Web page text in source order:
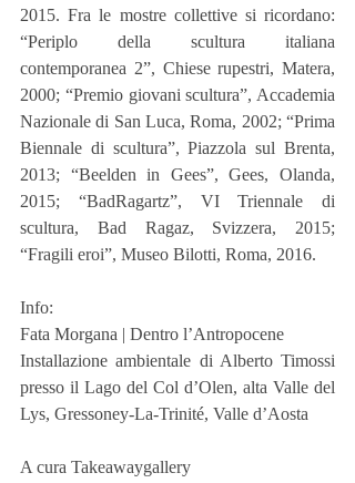
2015. Fra le mostre collettive si ricordano:
“Periplo della scultura italiana
contemporanea 2”, Chiese rupestri, Matera,
2000; “Premio giovani scultura”, Accademia
Nazionale di San Luca, Roma, 2002; “Prima
Biennale di scultura”, Piazzola sul Brenta,
2013; “Beelden in Gees”, Gees, Olanda,
2015; “BadRagartz”, VI Triennale di
scultura, Bad Ragaz, Svizzera, 2015;
“Fragili eroi”, Museo Bilotti, Roma, 2016.
Info:
Fata Morgana | Dentro l’Antropocene
Installazione ambientale di Alberto Timossi
presso il Lago del Col d’Olen, alta Valle del
Lys, Gressoney-La-Trinité, Valle d’Aosta
A cura Takeawaygallery